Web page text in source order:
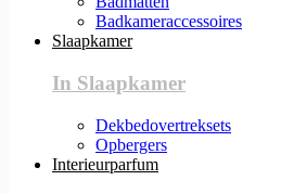
Badkameraccessoires
Slaapkamer
In Slaapkamer
Dekbedovertreksets
Opbergers
Interieurparfum